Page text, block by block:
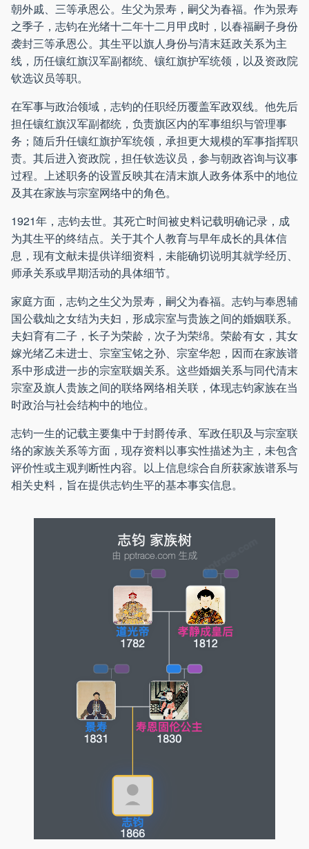
朝外戚、三等承恩公。生父为景寿，嗣父为春福。作为景寿
之季子，志钧在光绪十二年十二月甲戌时，以春福嗣子身份
袭封三等承恩公。其生平以旗人身份与清末廷政关系为主
线，历任镶红旗汉军副都统、镶红旗护军统领，以及资政院
钦选议员等职。
在军事与政治领域，志钧的任职经历覆盖军政双线。他先后
担任镶红旗汉军副都统，负责旗区内的军事组织与管理事
务；随后升任镶红旗护军统领，承担更大规模的军事指挥职
责。其后进入资政院，担任钦选议员，参与朝政咨询与议事
过程。上述职务的设置反映其在清末旗人政务体系中的地位
及其在家族与宗室网络中的角色。
1921年，志钧去世。其死亡时间被史料记载明确记录，成
为其生平的终结点。关于其个人教育与早年成长的具体信
息，现有文献未提供详细资料，未能确切说明其就学经历、
师承关系或早期活动的具体细节。
家庭方面，志钧之生父为景寿，嗣父为春福。志钧与奉恩辅
国公载灿之女结为夫妇，形成宗室与贵族之间的婚姻联系。
夫妇育有二子，长子为荣龄，次子为荣绵。荣龄有女，其女
嫁光绪乙未进士、宗室宝铭之孙、宗室华恕，因而在家族谱
系中形成进一步的宗室联姻关系。这些婚姻关系与同代清末
宗室及旗人贵族之间的联络网络相关联，体现志钧家族在当
时政治与社会结构中的地位。
志钧一生的记载主要集中于封爵传承、军政任职及与宗室联
络的家族关系等方面，现存资料以事实性描述为主，未包含
评价性或主观判断性内容。以上信息综合自所获家族谱系与
相关史料，旨在提供志钧生平的基本事实信息。